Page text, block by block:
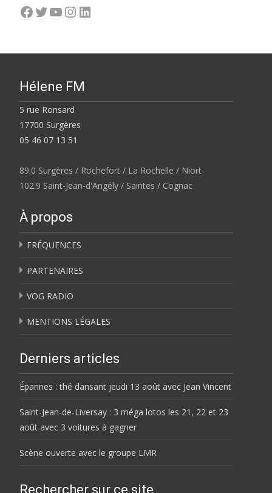
Facebook
Twitter
YouTube
Instagram
LinkedIn
Hélene FM
5 rue Ronsard
17700 Surgères
05 46 07 13 51
89.0 Surgères / Rochefort / La Rochelle / Niort
102.9 Saint-Jean-d'Angély / Saintes / Cognac
À propos
FRÉQUENCES
PARTENAIRES
VOG RADIO
MENTIONS LÉGALES
Derniers articles
Épannes : thé dansant jeudi 13 août avec Jean Vincent
Saint-Jean-de-Liversay : 3 méga lotos les 21, 22 et 23
août avec 3 voitures à gagner
Scène ouverte avec le groupe LMR
Rechercher sur ce site